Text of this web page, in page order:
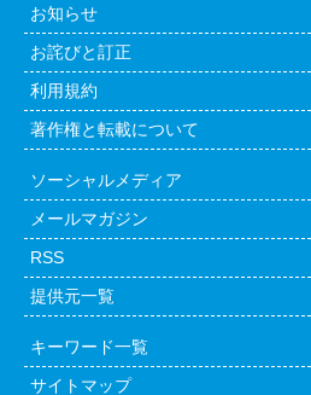
お知らせ
お詫びと訂正
利用規約
著作権と転載について
ソーシャルメディア
メールマガジン
RSS
提供元一覧
キーワード一覧
サイトマップ